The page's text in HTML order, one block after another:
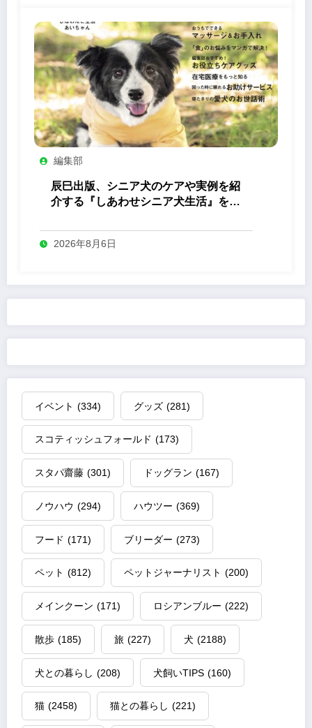
編集部
辰巳出版、シニア犬のケアや実例を紹
介する『しあわせシニア犬生活』を発
2026年8月6日
イベント (334) グッズ (281)
スコティッシュフォールド (173)
スタパ齋藤 (301) ドッグラン (167)
ノウハウ (294) ハウツー (369)
フード (171) ブリーダー (273)
ペット (812) ペットジャーナリスト (200)
メインクーン (171) ロシアンブルー (222)
散歩 (185) 旅 (227) 犬 (2188)
犬との暮らし (208) 犬飼いTIPS (160)
猫 (2458) 猫との暮らし (221)